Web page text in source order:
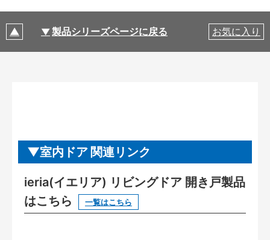
製品シリーズページに戻る お気に入り
室内ドア 関連リンク
ieria(イエリア) リビングドア 開き戸製品
はこちら
一覧はこちら